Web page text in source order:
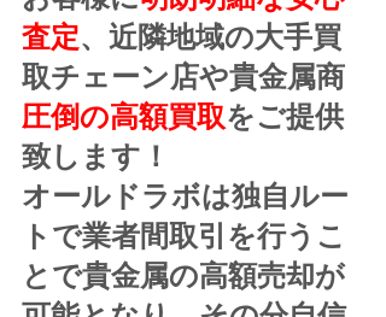
査定、近隣地域の大手買
取チェーン店や貴金属商
圧倒の高額買取をご提供
致します！
オールドラボは独自ルー
トで業者間取引を行うこ
とで貴金属の高額売却が